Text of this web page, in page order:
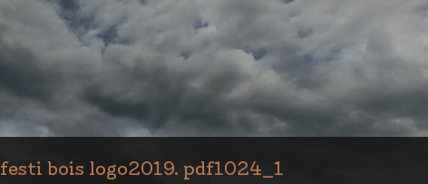
festi bois logo2019. pdf1024_1